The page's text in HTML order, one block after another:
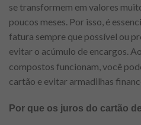
se transformem em valores
poucos meses. Por isso, é
fatura sempre que possível ou
evitar o acúmulo de encargos.
compostos funcionam, você
cartão e evitar armadilhas
Por que os juros do cartão